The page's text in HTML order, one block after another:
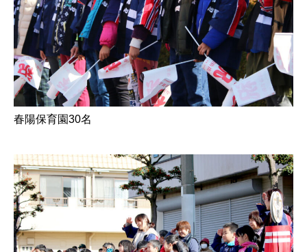
春陽保育園30名